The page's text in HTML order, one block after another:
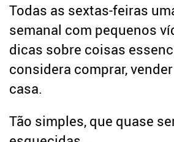
Contactos
Sobre
Todas as sextas-feiras
semanal com pequenos
dicas sobre coisas
considera comprar,
casa.
Tão simples, que quase